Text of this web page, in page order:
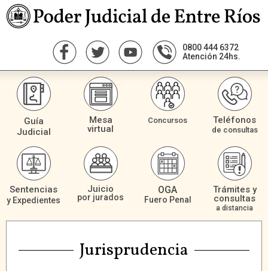
0800 444 6372
Atención 24hs.
Guía
Judicial
Mesa
virtual
Concursos Teléfonos
de consultas
Sentencias
y Expedientes
Juicio
por jurados
OGA
Fuero Penal
Trámites y
consultas
a distancia
Jurisprudencia